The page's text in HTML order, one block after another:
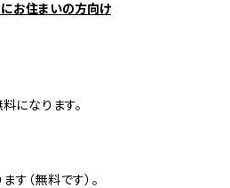
お住まいの方向け
になります。
す（無料です）。